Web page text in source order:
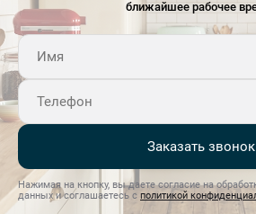
ближайшее рабочее
Заказать звонок
Нажимая на кнопку, вы даете согласие на
данных и соглашаетесь с политикой